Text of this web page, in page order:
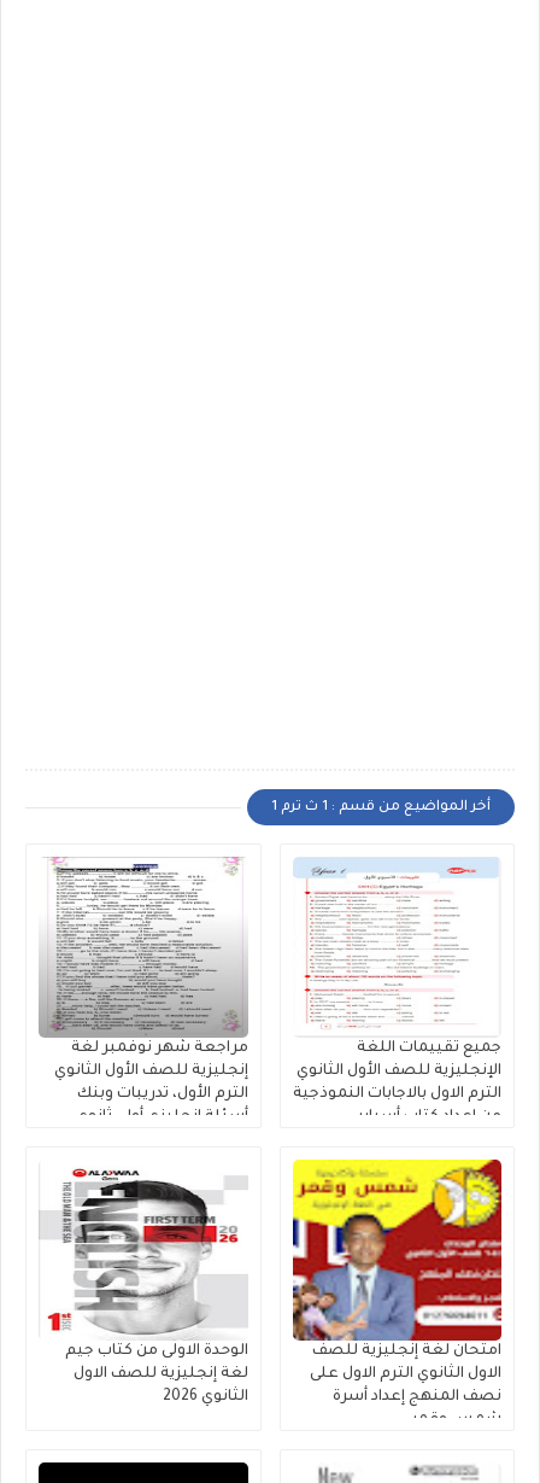
أخر المواضيع من قسم : 1 ث ترم 1
جميع تقييمات اللغة
الإنجليزية للصف الأول الثانوي
الترم الاول بالاجابات النموذجية
من إعداد كتاب أسباير
مراجعة شهر نوفمبر لغة
إنجليزية للصف الأول الثانوي
الترم الأول، تدريبات وبنك
أسئلة إنجليزي أولى ثانوي
امتحان لغة إنجليزية للصف
الاول الثانوي الترم الاول على
نصف المنهج إعداد أسرة
شمس وقمر
الوحدة الاولى من كتاب جيم
لغة إنجليزية للصف الاول
الثانوي 2026